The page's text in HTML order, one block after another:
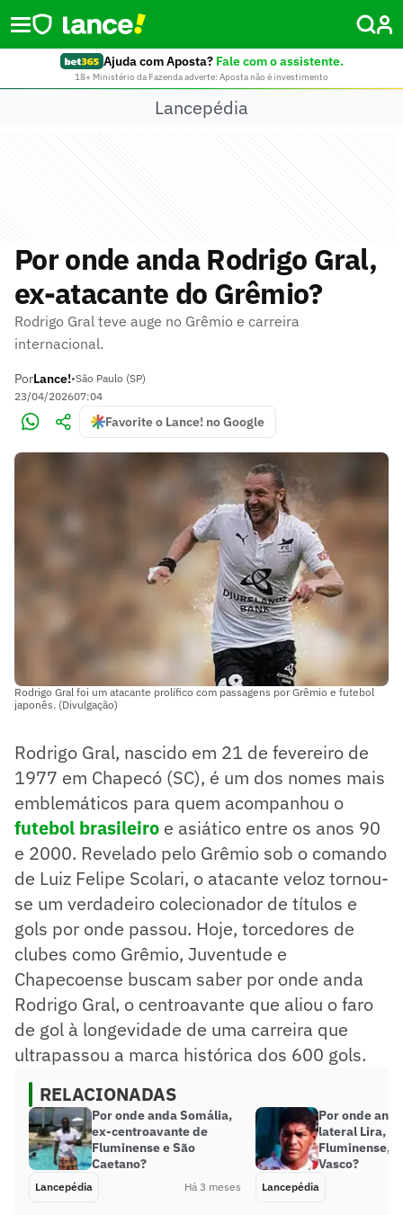
Ajuda com Aposta? Fale com o assistente.
18+ Ministério da Fazenda adverte: Aposta não é investimento
Lancepédia
Por onde anda Rodrigo Gral,
ex-atacante do Grêmio?
Rodrigo Gral teve auge no Grêmio e carreira
internacional.
PorLance!•São Paulo (SP)
23/04/202607:04
Favorite o Lance! no Google
Rodrigo Gral foi um atacante prolífico com passagens por Grêmio e futebol
japonês. (Divulgação)
Rodrigo Gral, nascido em 21 de fevereiro de
1977 em Chapecó (SC), é um dos nomes mais
emblemáticos para quem acompanhou o
futebol brasileiro e asiático entre os anos 90
e 2000. Revelado pelo Grêmio sob o comando
de Luiz Felipe Scolari, o atacante veloz tornou-
se um verdadeiro colecionador de títulos e
gols por onde passou. Hoje, torcedores de
clubes como Grêmio, Juventude e
Chapecoense buscam saber por onde anda
Rodrigo Gral, o centroavante que aliou o faro
de gol à longevidade de uma carreira que
ultrapassou a marca histórica dos 600 gols.
RELACIONADAS
Por onde anda Somália,
ex-centroavante de
Fluminense e São
Caetano?
Lancepédia Há 3 meses
Por onde
lateral Lira, de
Fluminense,
Vasco?
Lancepédia